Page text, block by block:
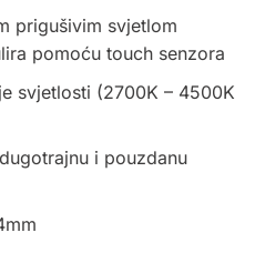
prigušivim svjetlom
pomoću touch senzora
svjetlosti (2700K – 4500K
i pouzdanu